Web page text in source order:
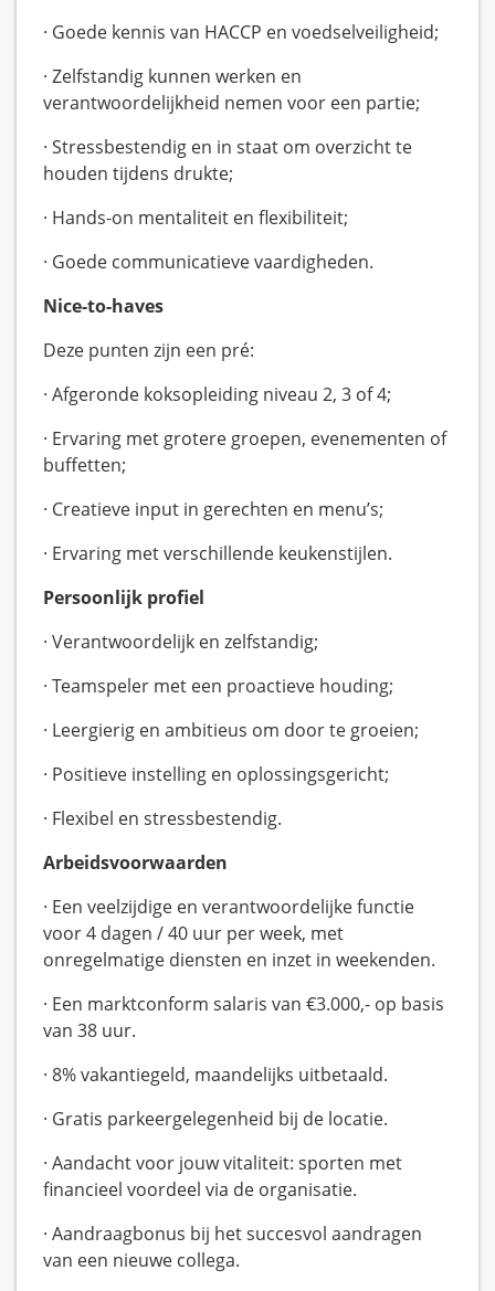
· Goede kennis van HACCP en voedselveiligheid;
· Zelfstandig kunnen werken en
verantwoordelijkheid nemen voor een partie;
· Stressbestendig en in staat om overzicht te
houden tijdens drukte;
· Hands-on mentaliteit en flexibiliteit;
· Goede communicatieve vaardigheden.
Nice-to-haves
Deze punten zijn een pré:
· Afgeronde koksopleiding niveau 2, 3 of 4;
· Ervaring met grotere groepen, evenementen of
buffetten;
· Creatieve input in gerechten en menu’s;
· Ervaring met verschillende keukenstijlen.
Persoonlijk profiel
· Verantwoordelijk en zelfstandig;
· Teamspeler met een proactieve houding;
· Leergierig en ambitieus om door te groeien;
· Positieve instelling en oplossingsgericht;
· Flexibel en stressbestendig.
Arbeidsvoorwaarden
· Een veelzijdige en verantwoordelijke functie
voor 4 dagen / 40 uur per week, met
onregelmatige diensten en inzet in weekenden.
· Een marktconform salaris van €3.000,- op basis
van 38 uur.
· 8% vakantiegeld, maandelijks uitbetaald.
· Gratis parkeergelegenheid bij de locatie.
· Aandacht voor jouw vitaliteit: sporten met
financieel voordeel via de organisatie.
· Aandraagbonus bij het succesvol aandragen
van een nieuwe collega.